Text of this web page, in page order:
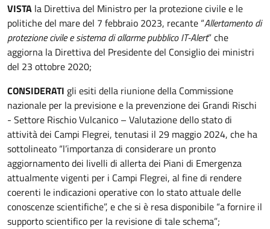
VISTA la Direttiva del Ministro per la protezione civile e le
politiche del mare del 7 febbraio 2023, recante “Allertamento di
protezione civile e sistema di allarme pubblico IT-Alert” che
aggiorna la Direttiva del Presidente del Consiglio dei ministri
del 23 ottobre 2020;
CONSIDERATI gli esiti della riunione della Commissione
nazionale per la previsione e la prevenzione dei Grandi Rischi
- Settore Rischio Vulcanico – Valutazione dello stato di
attività dei Campi Flegrei, tenutasi il 29 maggio 2024, che ha
sottolineato “l’importanza di considerare un pronto
aggiornamento dei livelli di allerta dei Piani di Emergenza
attualmente vigenti per i Campi Flegrei, al fine di rendere
coerenti le indicazioni operative con lo stato attuale delle
conoscenze scientifiche”, e che si è resa disponibile “a fornire il
supporto scientifico per la revisione di tale schema”;